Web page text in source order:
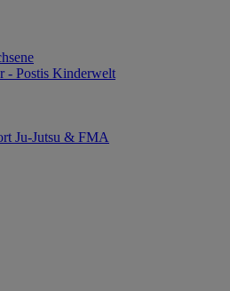
- Postis Kinderwelt
Ju-Jutsu & FMA